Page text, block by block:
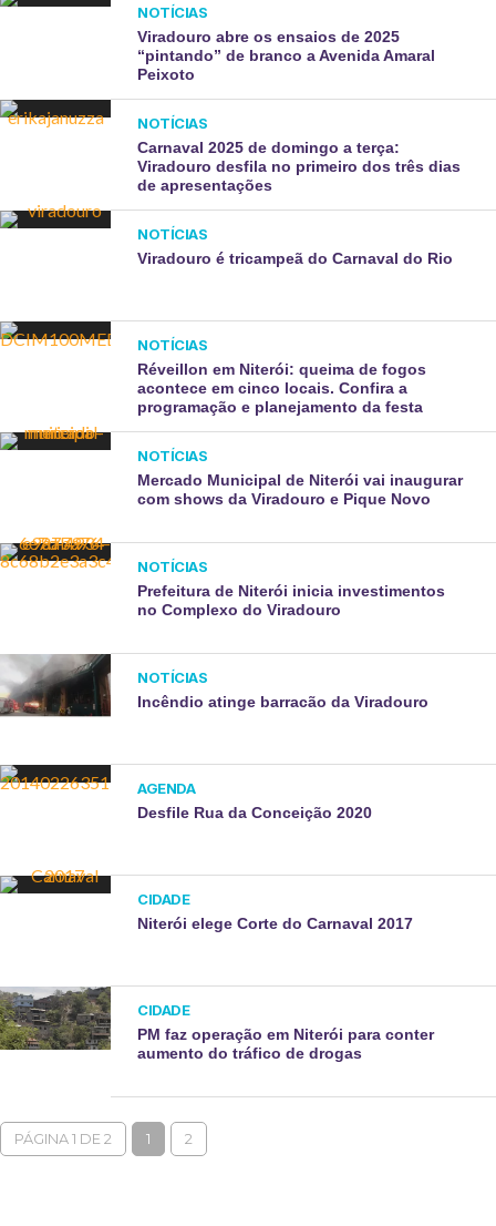
NOTÍCIAS
Viradouro abre os ensaios de 2025
“pintando” de branco a Avenida Amaral
Peixoto
NOTÍCIAS
Carnaval 2025 de domingo a terça:
Viradouro desfila no primeiro dos três dias
de apresentações
NOTÍCIAS
Viradouro é tricampeã do Carnaval do Rio
NOTÍCIAS
Réveillon em Niterói: queima de fogos
acontece em cinco locais. Confira a
programação e planejamento da festa
NOTÍCIAS
Mercado Municipal de Niterói vai inaugurar
com shows da Viradouro e Pique Novo
NOTÍCIAS
Prefeitura de Niterói inicia investimentos
no Complexo do Viradouro
NOTÍCIAS
Incêndio atinge barracão da Viradouro
AGENDA
Desfile Rua da Conceição 2020
CIDADE
Niterói elege Corte do Carnaval 2017
CIDADE
PM faz operação em Niterói para conter
aumento do tráfico de drogas
PÁGINA 1 DE 2 1 2